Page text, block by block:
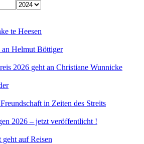
te Heesen
Helmut Böttiger
2026 geht an Christiane Wunnicke
in Zeiten des Streits
2026 – jetzt veröffentlicht !
auf Reisen